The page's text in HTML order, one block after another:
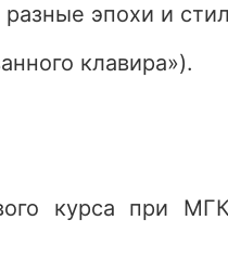
эпохи и
клавира»).
курса при